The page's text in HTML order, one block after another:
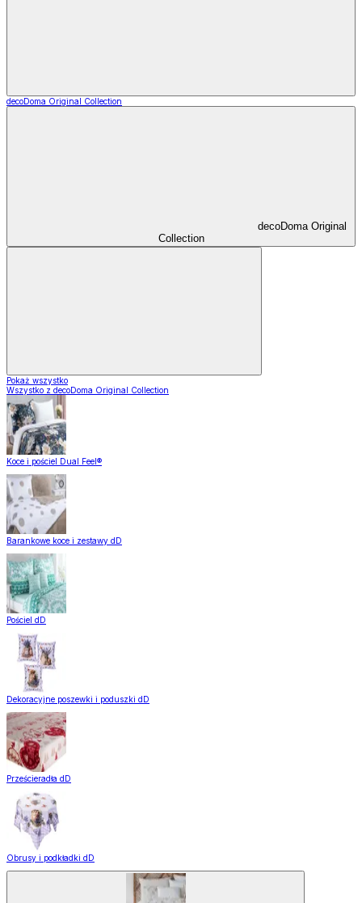
decoDoma Original Collection
decoDoma Original
Collection
Pokaż wszystko
Wszystko z decoDoma Original Collection
Koce i pościel Dual Feel®
Barankowe koce i zestawy dD
Pościel dD
Dekoracyjne poszewki i poduszki dD
Prześcieradła dD
Obrusy i podkładki dD